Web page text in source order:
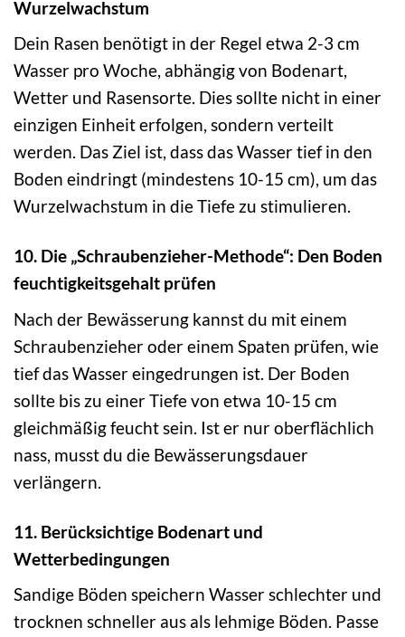
Wurzelwachstum
Dein Rasen benötigt in der Regel etwa 2-3 cm
Wasser pro Woche, abhängig von Bodenart,
Wetter und Rasensorte. Dies sollte nicht in einer
einzigen Einheit erfolgen, sondern verteilt
werden. Das Ziel ist, dass das Wasser tief in den
Boden eindringt (mindestens 10-15 cm), um das
Wurzelwachstum in die Tiefe zu stimulieren.
10. Die „Schraubenzieher-Methode“: Den Boden
feuchtigkeitsgehalt prüfen
Nach der Bewässerung kannst du mit einem
Schraubenzieher oder einem Spaten prüfen, wie
tief das Wasser eingedrungen ist. Der Boden
sollte bis zu einer Tiefe von etwa 10-15 cm
gleichmäßig feucht sein. Ist er nur oberflächlich
nass, musst du die Bewässerungsdauer
verlängern.
11. Berücksichtige Bodenart und
Wetterbedingungen
Sandige Böden speichern Wasser schlechter und
trocknen schneller aus als lehmige Böden. Passe